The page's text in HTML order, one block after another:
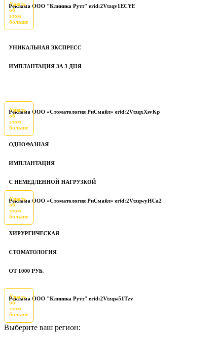
Реклама ООО "Клиника Рутт" erid:2Vtzqv1ECYE
Узнать
об
этом
больше
УНИКАЛЬНАЯ ЭКСПРЕСС
ИМПЛАНТАЦИЯ ЗА 3 ДНЯ
Реклама ООО «Стоматология РиСмайл» erid:2VtzqxXsvKp
Узнать
об
этом
больше
ОДНОФАЗНАЯ
ИМПЛАНТАЦИЯ
С НЕМЕДЛЕННОЙ НАГРУЗКОЙ
Реклама ООО «Стоматология РиСмайл» erid:2VtzqwyHCa2
Узнать
об
этом
больше
ХИРУРГИЧЕСКАЯ
СТОМАТОЛОГИЯ
ОТ 1000 РУБ.
Реклама ООО "Клиника Рутт" erid:2Vtzqw51Tzv
Узнать
об
этом
больше
Выберите ваш регион: